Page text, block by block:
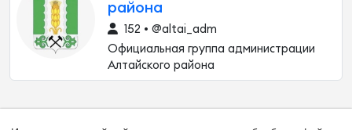
района
152 • @altai_adm
Официальная группа администрации
Алтайского района